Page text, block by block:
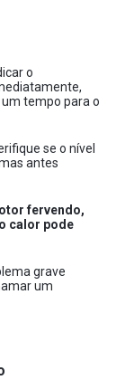
o
tempo para o
se o nível
antes
fervendo,
calor pode
grave
um